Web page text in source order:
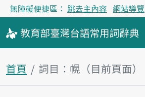
無障礙便捷區： 跳去主內容 網站導覽
教育部臺灣台語常用詞辭典
首頁 詞目：幌（目前頁面）